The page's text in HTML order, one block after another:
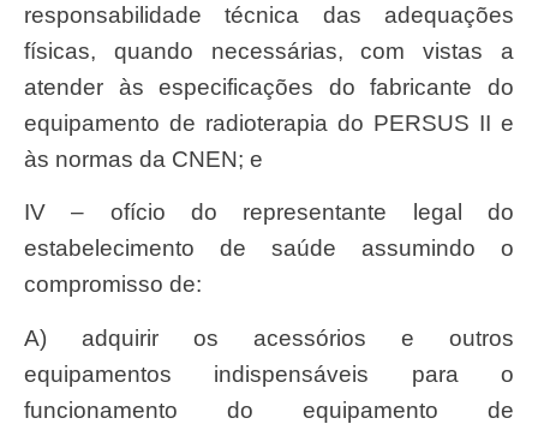
responsabilidade técnica das adequações
físicas, quando necessárias, com vistas a
atender às especificações do fabricante do
equipamento de radioterapia do PERSUS II e
às normas da CNEN; e
IV – ofício do representante legal do
estabelecimento de saúde assumindo o
compromisso de:
a) adquirir os acessórios e outros
equipamentos indispensáveis para o
funcionamento do equipamento de